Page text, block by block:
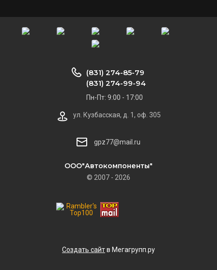
ООО"Автокомпоненты"
© 2007 - 2026
(831) 274-85-79
(831) 274-99-94
Пн-Пт: 9:00 - 17:00
ул. Кузбасская, д. 1, оф. 305
gpz77@mail.ru
Создать сайтв Мегагрупп.ру